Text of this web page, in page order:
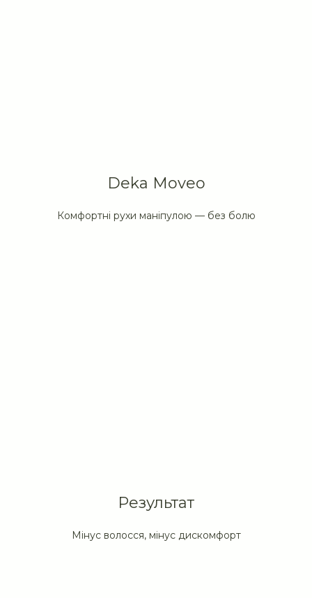
Deka Moveo
Комфортні рухи маніпулою — без болю
Результат
Мінус волосся, мінус дискомфорт